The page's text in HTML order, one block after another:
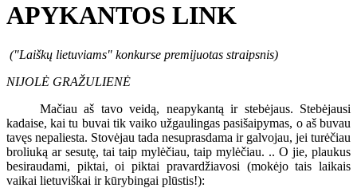
APYKANTOS LINK
("Laiškų lietuviams" konkurse premijuotas straipsnis)
NIJOLĖ GRAŽULIENĖ
Mačiau aš tavo veidą, neapykantą ir stebėjaus. Stebėjausi
kadaise, kai tu buvai tik vaiko užgaulingas pasišaipymas, o aš buvau
tavęs nepaliesta. Stovėjau tada nesuprasdama ir galvojau, jei turėčiau
broliuką ar sesutę, tai taip mylėčiau, taip mylėčiau. .. O jie, plaukus
besiraudami, piktai, oi piktai pravardžiavosi (mokėjo tais laikais
vaikai lietuviškai ir kūrybingai plūstis!):